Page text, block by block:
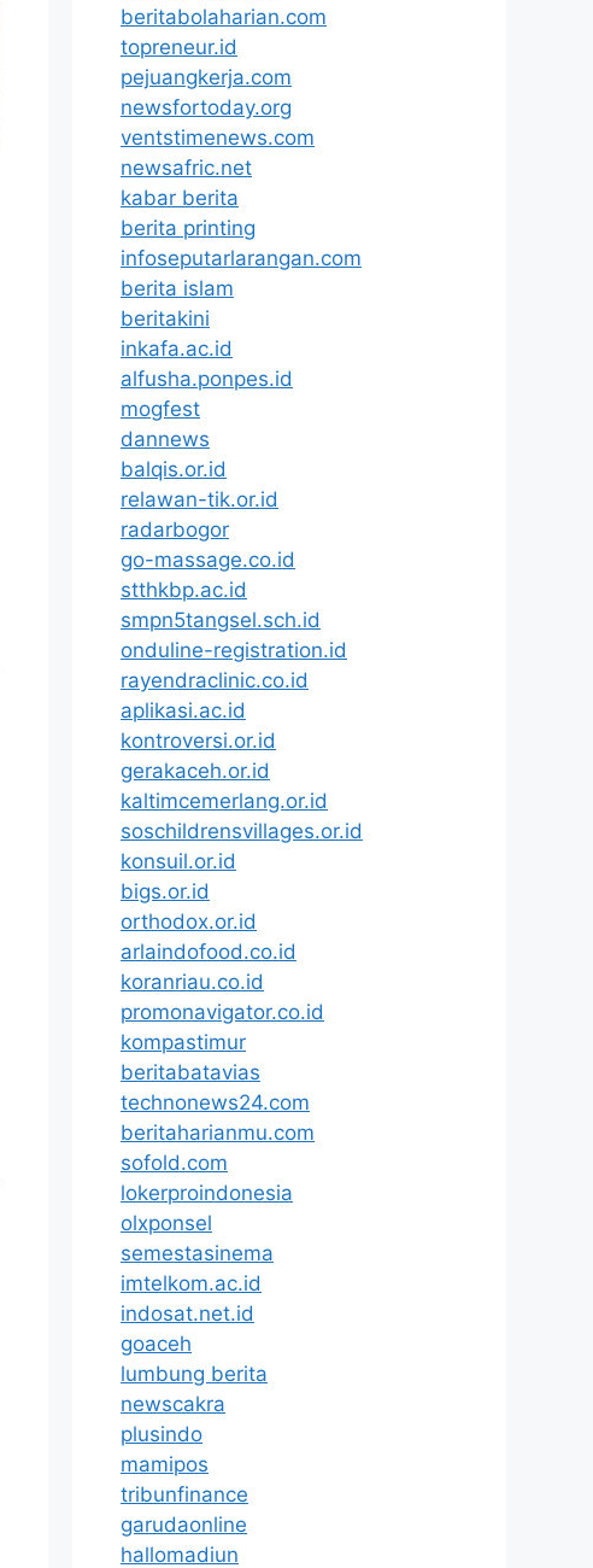
beritabolaharian.com
topreneur.id
pejuangkerja.com
newsfortoday.org
ventstimenews.com
newsafric.net
kabar berita
berita printing
infoseputarlarangan.com
berita islam
beritakini
inkafa.ac.id
alfusha.ponpes.id
mogfest
dannews
balqis.or.id
relawan-tik.or.id
radarbogor
go-massage.co.id
stthkbp.ac.id
smpn5tangsel.sch.id
onduline-registration.id
rayendraclinic.co.id
aplikasi.ac.id
kontroversi.or.id
gerakaceh.or.id
kaltimcemerlang.or.id
soschildrensvillages.or.id
konsuil.or.id
bigs.or.id
orthodox.or.id
arlaindofood.co.id
koranriau.co.id
promonavigator.co.id
kompastimur
beritabatavias
technonews24.com
beritaharianmu.com
sofold.com
lokerproindonesia
olxponsel
semestasinema
imtelkom.ac.id
indosat.net.id
goaceh
lumbung berita
newscakra
plusindo
mamipos
tribunfinance
garudaonline
hallomadiun